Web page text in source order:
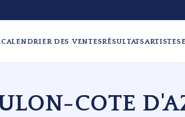
CALENDRIER DES VENTESRÉSULTATSARTISTES
COTE